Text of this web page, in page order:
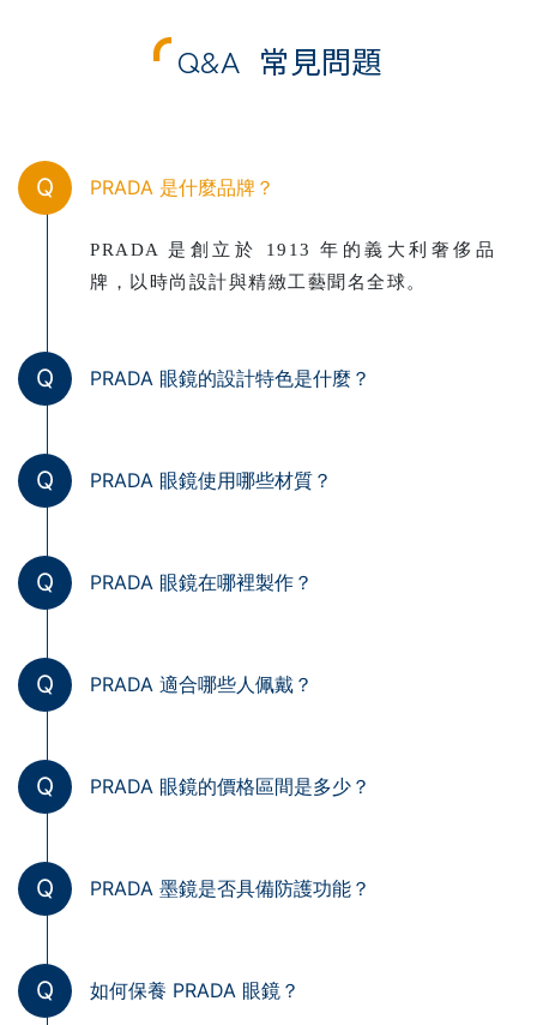
Q&A 常見問題
Q PRADA 是什麼品牌？
PRADA 是創立於 1913 年的義大利奢侈品
牌，以時尚設計與精緻工藝聞名全球。
Q PRADA 眼鏡的設計特色是什麼？
Q PRADA 眼鏡使用哪些材質？
Q PRADA 眼鏡在哪裡製作？
Q PRADA 適合哪些人佩戴？
Q PRADA 眼鏡的價格區間是多少？
Q PRADA 墨鏡是否具備防護功能？
Q 如何保養 PRADA 眼鏡？